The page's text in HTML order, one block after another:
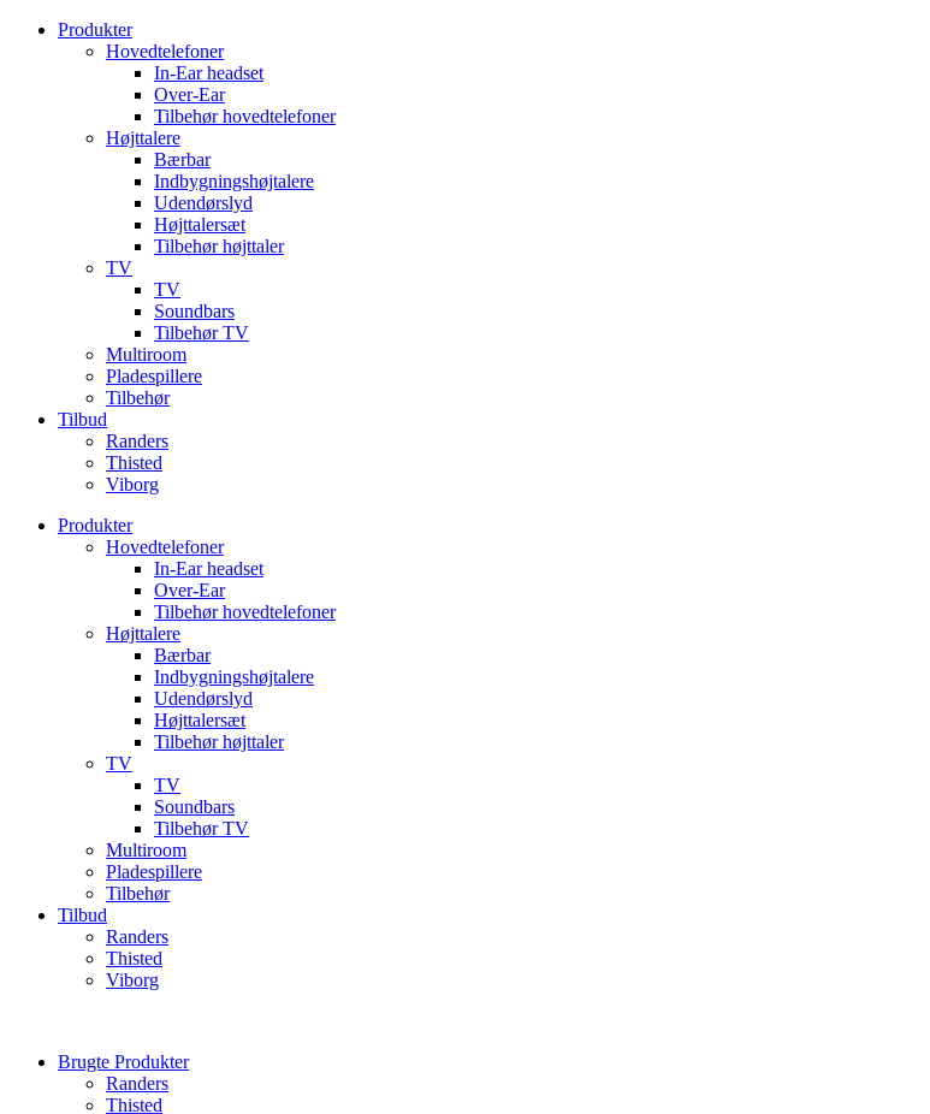
VidereProdukter
Hovedtelefoner
In-Ear headset
Over-Ear
Tilbehør hovedtelefoner
Højttalere
Bærbar
Indbygningshøjtalere
Udendørslyd
Højttalersæt
Tilbehør højttaler
TV
TV
Soundbars
Tilbehør TV
Multiroom
Pladespillere
Tilbehør
Tilbud
Randers
Thisted
Viborg
Produkter
Hovedtelefoner
In-Ear headset
Over-Ear
Tilbehør hovedtelefoner
Højttalere
Bærbar
Indbygningshøjtalere
Udendørslyd
Højttalersæt
Tilbehør højttaler
TV
TV
Soundbars
Tilbehør TV
Multiroom
Pladespillere
Tilbehør
Tilbud
Randers
Thisted
Viborg
Brugte Produkter
Randers
Thisted